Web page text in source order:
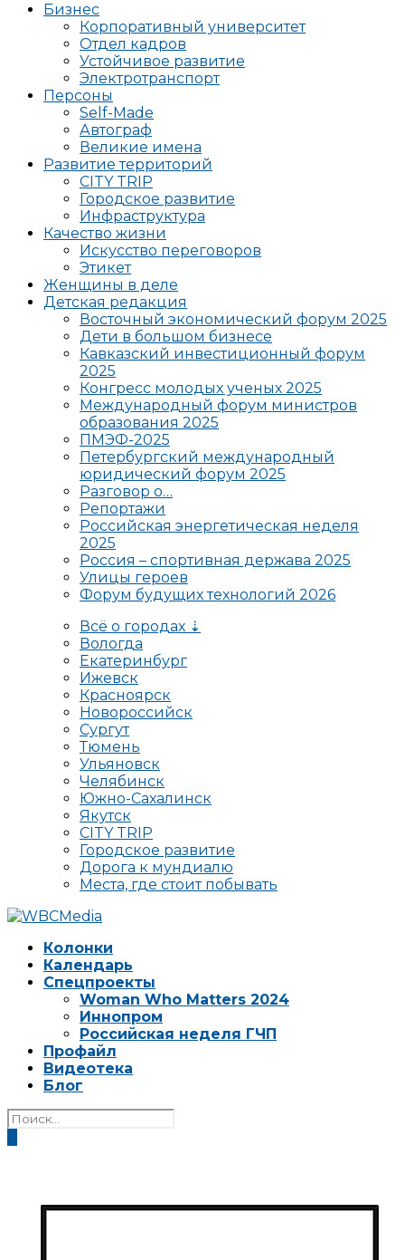
Бизнес
Корпоративный университет
Отдел кадров
Устойчивое развитие
Электротранспорт
Персоны
Self-Made
Автограф
Великие имена
Развитие территорий
CITY TRIP
Городское развитие
Инфраструктура
Качество жизни
Искусство переговоров
Этикет
Женщины в деле
Детская редакция
Восточный экономический форум 2025
Дети в большом бизнесе
Кавказский инвестиционный форум
2025
Конгресс молодых ученых 2025
Международный форум министров
образования 2025
ПМЭФ-2025
Петербургский международный
юридический форум 2025
Разговор о…
Репортажи
Российская энергетическая неделя
2025
Россия – спортивная держава 2025
Улицы героев
Форум будущих технологий 2026
Всё о городах ⇣
Вологда
Екатеринбург
Ижевск
Красноярск
Новороссийск
Сургут
Тюмень
Ульяновск
Челябинск
Южно-Сахалинск
Якутск
CITY TRIP
Городское развитие
Дорога к мундиалю
Места, где стоит побывать
Колонки
Календарь
Спецпроекты
Woman Who Matters 2024
Иннопром
Российская неделя ГЧП
Профайл
Видеотека
Блог